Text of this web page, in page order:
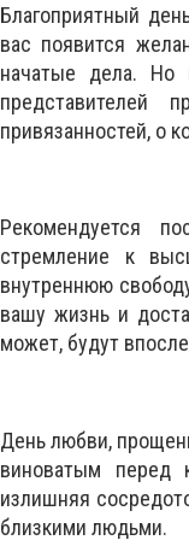
Благоприятный
вас появится
начатые дела. Но
представителей
привязанностей, о
Рекомендуется
стремление к
внутреннюю
вашу жизнь и
может, будут
День любви,
виноватым перед
излишняя
близкими людьми.